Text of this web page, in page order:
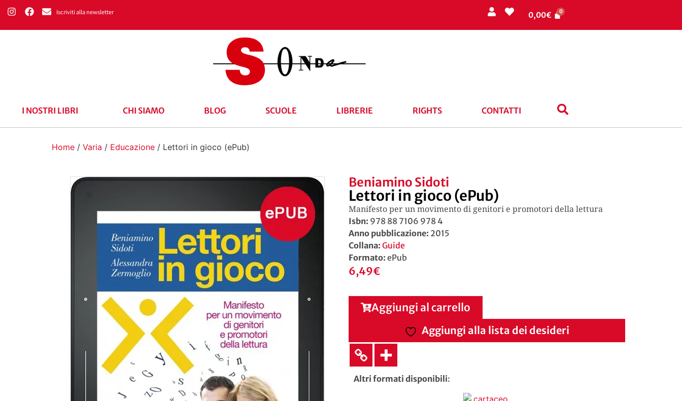
Iscriviti alla newsletter 0,00€
I NOSTRI LIBRI CHI SIAMO BLOG SCUOLE LIBRERIE RIGHTS CONTATTI
Home / Varia / Educazione / Lettori in gioco (ePub)
Beniamino Sidoti
Lettori in gioco (ePub)
Manifesto per un movimento di genitori e promotori della lettura
Isbn: 978 88 7106 978 4
Anno pubblicazione: 2015
Collana: Guide
Formato: ePub
6,49€
Aggiungi al carrello
Aggiungi alla lista dei desideri
Altri formati disponibili: